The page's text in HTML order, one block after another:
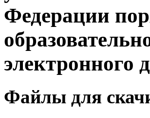
Федерации
электронного
Файлы для